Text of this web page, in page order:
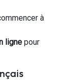
à
ligne pour